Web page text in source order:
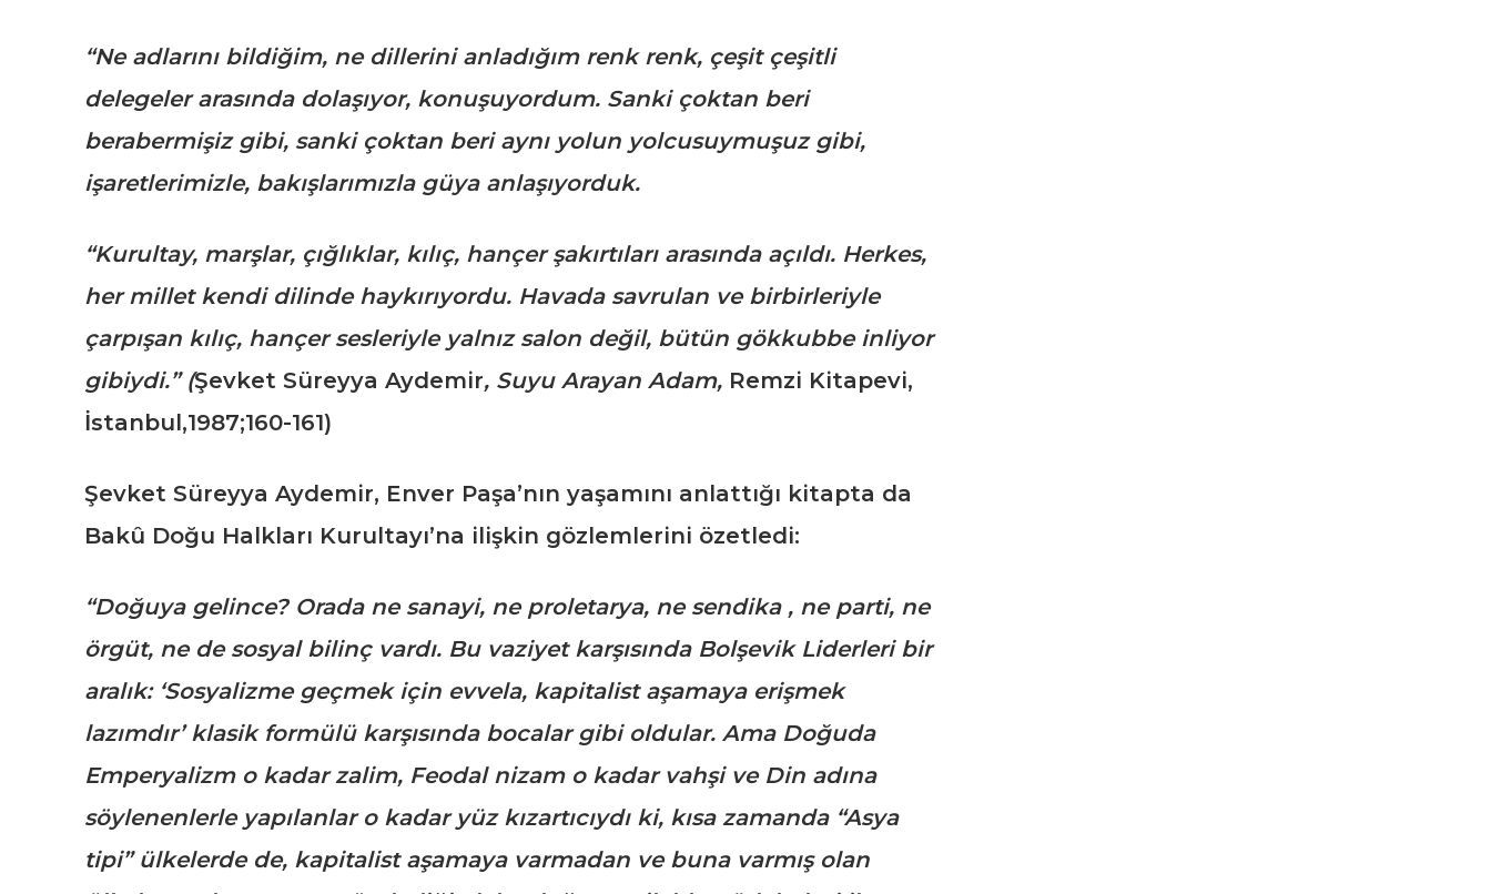
“Ne adlarını bildiğim, ne dillerini anladığım renk renk, çeşit çeşitli
delegeler arasında dolaşıyor, konuşuyordum. Sanki çoktan beri
berabermişiz gibi, sanki çoktan beri aynı yolun yolcusuymuşuz gibi,
işaretlerimizle, bakışlarımızla güya anlaşıyorduk.
“Kurultay, marşlar, çığlıklar, kılıç, hançer şakırtıları arasında açıldı. Herkes,
her millet kendi dilinde haykırıyordu. Havada savrulan ve birbirleriyle
çarpışan kılıç, hançer sesleriyle yalnız salon değil, bütün gökkubbe inliyor
gibiydi.” (Şevket Süreyya Aydemir, Suyu Arayan Adam, Remzi Kitapevi,
İstanbul,1987;160-161)
Şevket Süreyya Aydemir, Enver Paşa’nın yaşamını anlattığı kitapta da
Bakû Doğu Halkları Kurultayı’na ilişkin gözlemlerini özetledi:
“Doğuya gelince? Orada ne sanayi, ne proletarya, ne sendika , ne parti, ne
örgüt, ne de sosyal bilinç vardı. Bu vaziyet karşısında Bolşevik Liderleri bir
aralık: ‘Sosyalizme geçmek için evvela, kapitalist aşamaya erişmek
lazımdır’ klasik formülü karşısında bocalar gibi oldular. Ama Doğuda
Emperyalizm o kadar zalim, Feodal nizam o kadar vahşi ve Din adına
söylenenlerle yapılanlar o kadar yüz kızartıcıydı ki, kısa zamanda “Asya
tipi” ülkelerde de, kapitalist aşamaya varmadan ve buna varmış olan